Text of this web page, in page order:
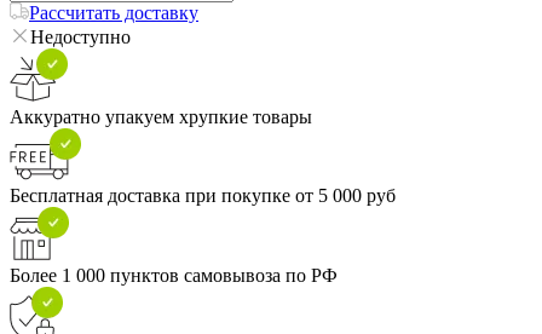
Рассчитать доставку
Недоступно
Аккуратно упакуем хрупкие товары
Бесплатная доставка при покупке от 5 000 руб
Более 1 000 пунктов самовывоза по РФ